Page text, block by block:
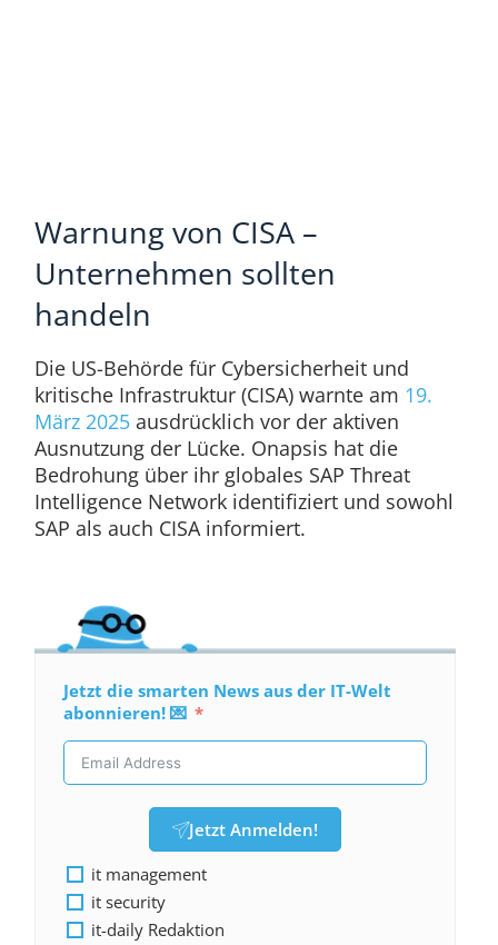
Warnung von CISA –
Unternehmen sollten
handeln
Die US-Behörde für Cybersicherheit und
kritische Infrastruktur (CISA) warnte am 19.
März 2025ausdrücklich vor der aktiven
Ausnutzung der Lücke. Onapsis hat die
Bedrohung über ihr globales SAP Threat
Intelligence Network identifiziert und sowohl
SAP als auch CISA informiert.
Jetzt die smarten News aus der IT-Welt
abonnieren! 💌
Jetzt Anmelden!
it management
it security
it-daily Redaktion